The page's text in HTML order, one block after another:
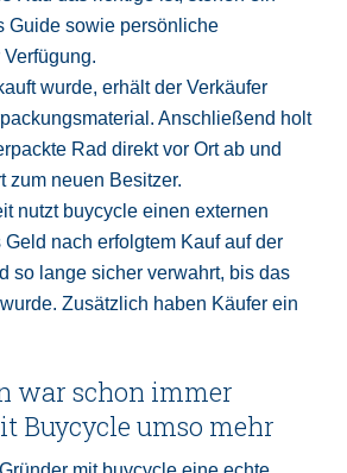
Guide sowie persönliche
wurde, erhält der Verkäufer
Anschließend holt
Rad direkt vor Ort ab und
zum neuen Besitzer.
nutzt buycycle einen externen
nach erfolgtem Kauf auf der
so lange sicher verwahrt, bis das
Zusätzlich haben Käufer ein
war schon immer
Buycycle umso mehr